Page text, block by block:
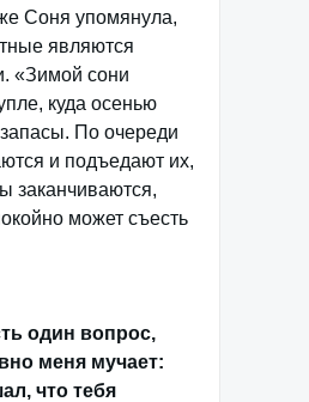
Соня упомянула,
являются
«Зимой сони
куда осенью
По очереди
и подъедают их,
заканчиваются,
может съесть
один вопрос,
меня мучает:
что тебя